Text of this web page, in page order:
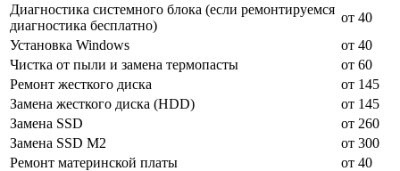
Диагностика системного блока (если ремонтируемся
диагностика бесплатно)
от 40
Установка Windows
от 40
Чистка от пыли и замена термопасты
от 60
Ремонт жесткого диска
от 145
Замена жесткого диска (HDD)
от 145
Замена SSD
от 260
Замена SSD M2
от 300
Ремонт материнской платы
от 40